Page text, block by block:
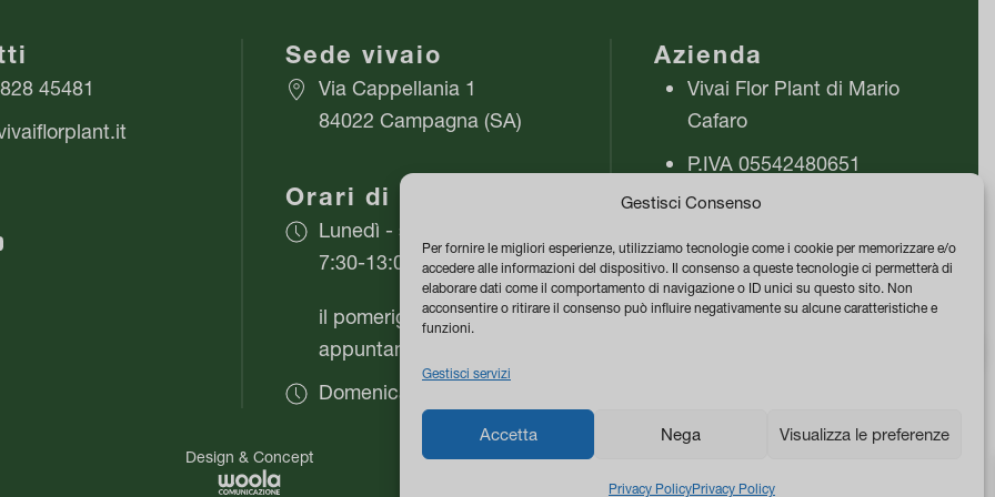
Gestisci Consenso
Per fornire le migliori esperienze, utilizziamo tecnologie come i cookie per memorizzare e/o
accedere alle informazioni del dispositivo. Il consenso a queste tecnologie ci permetterà di
elaborare dati come il comportamento di navigazione o ID unici su questo sito. Non
acconsentire o ritirare il consenso può influire negativamente su alcune caratteristiche e
funzioni.
Gestisci servizi
Accetta Nega Visualizza le preferenze
Privacy PolicyPrivacy Policy
scelte
nella
pagina
prodotto
opzioni
possono
essere
pagina
del
prodotto
45481
Sede vivaio
Via Cappellania 1
84022 Campagna (SA)
Orari di apertura
Lunedì - sabato
7:30-13:00
il pomeriggio su
appuntamento
Domenica chiuso
Azienda
Vivai Flor Plant di Mario
Cafaro
P.IVA 05542480651
PEC vivaiflorplant@pec.it
Termini e Condizioni di
vendita
Design & Concept